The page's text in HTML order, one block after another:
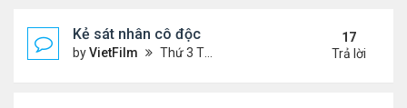
Kẻ sát nhân cô độc
byVietFilm Thứ 3 Tháng 11 10, 2020 9:58 am
17
Trả lời